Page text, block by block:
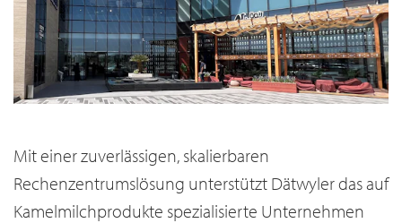
Mit einer zuverlässigen, skalierbaren
Rechenzentrumslösung unterstützt Dätwyler das auf
Kamelmilchprodukte spezialisierte Unternehmen